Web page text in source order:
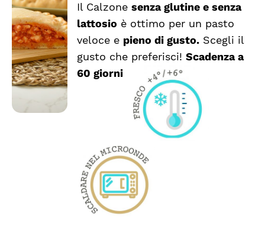
SCEGLI
QUESTO
PRODOTTO
HA
PIÙ
VARIANTI.
LE
POSSONO
PRODOTTO
/
DETTAGLI
Il Calzonesenza glutine e senza
lattosio è ottimo per un pasto
veloce e pieno di gusto. Scegli il
gusto che preferisci!Scadenza a
60 giorni